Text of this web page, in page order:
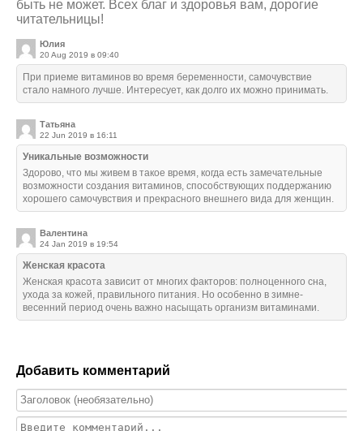
быть не может. Всех благ и здоровья вам, дорогие
читательницы!
Юлия
20 Aug 2019 в 09:40
При приеме витаминов во время беременности, самочувствие
стало намного лучше. Интересует, как долго их можно принимать.
Татьяна
22 Jun 2019 в 16:11
Уникальные возможности
Здорово, что мы живем в такое время, когда есть замечательные
возможности создания витаминов, способствующих поддержанию
хорошего самочувствия и прекрасного внешнего вида для женщин.
Валентина
24 Jan 2019 в 19:54
Женская красота
Женская красота зависит от многих факторов: полноценного сна,
ухода за кожей, правильного питания. Но особенно в зимне-
весенний период очень важно насыщать организм витаминами.
Добавить комментарий